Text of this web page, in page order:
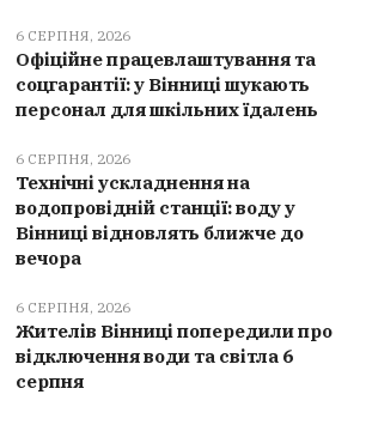
6 СЕРПНЯ, 2026
Офіційне працевлаштування та
соцгарантії: у Вінниці шукають
персонал для шкільних їдалень
6 СЕРПНЯ, 2026
Технічні ускладнення на
водопровідній станції: воду у
Вінниці відновлять ближче до
вечора
6 СЕРПНЯ, 2026
Жителів Вінниці попередили про
відключення води та світла 6
серпня